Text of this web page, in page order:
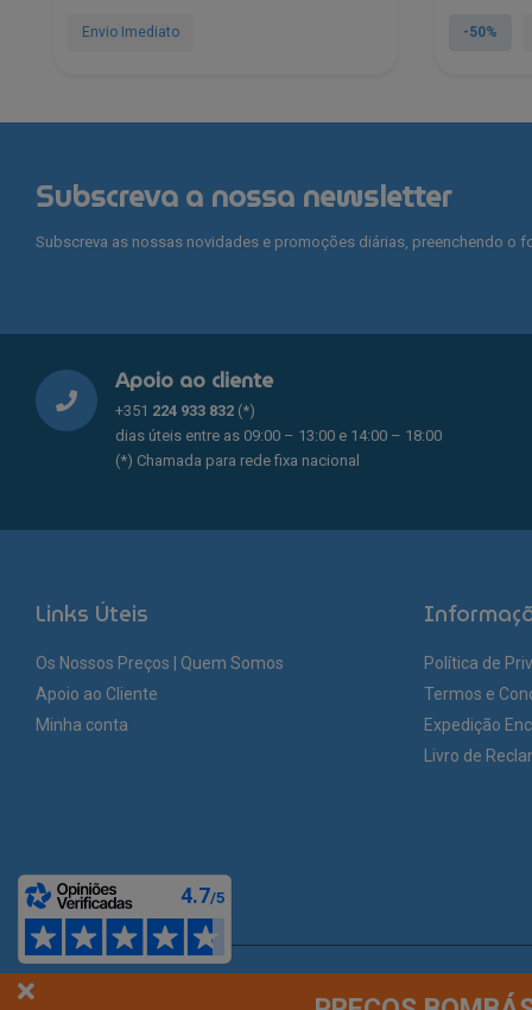
Envio Imediato
original
atual
-50%
Subscreva a nossa newsletter
Subscreva as nossas novidades e promoções diárias, preenchendo o
Apoio ao cliente
+351 224 933 832 (*)
dias úteis entre as 09:00 – 13:00 e 14:00 – 18:00
(*) Chamada para rede fixa nacional
Links Úteis
Os Nossos Preços | Quem Somos
Apoio ao Cliente
Minha conta
Política de
Termos e
Expedição
Livro de
Site.pt